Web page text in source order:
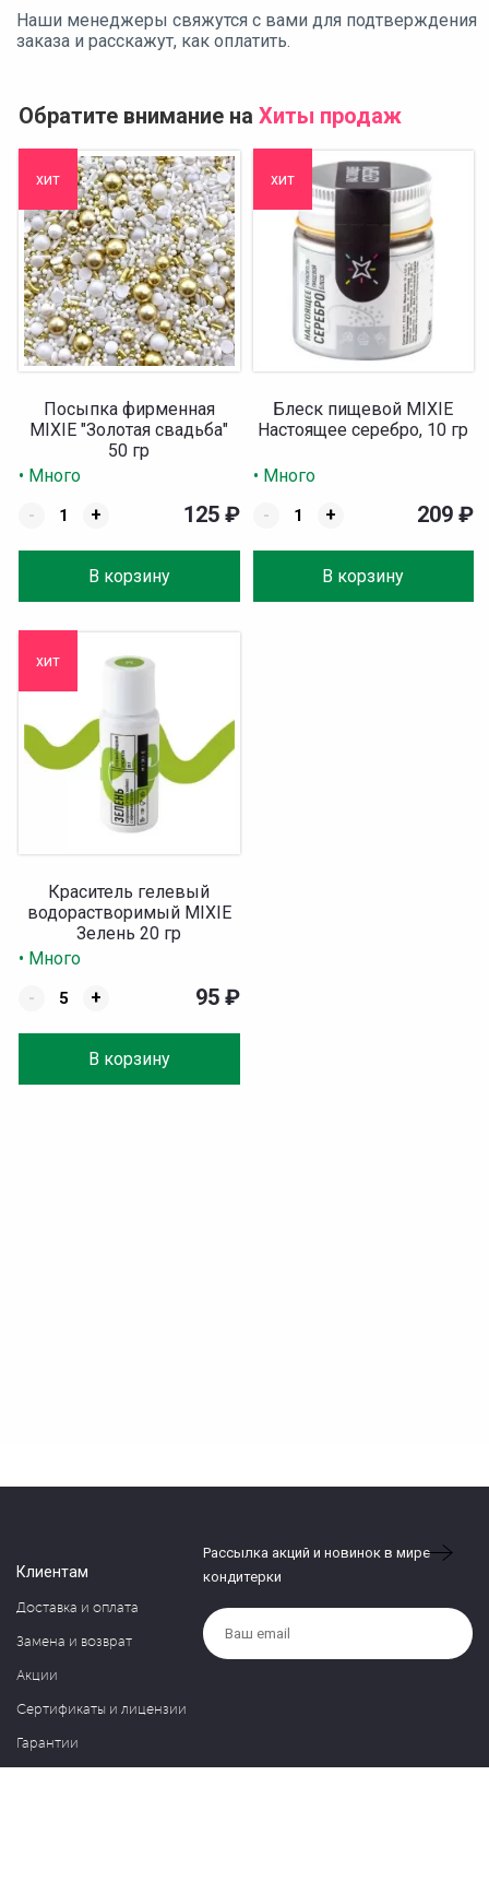
Наши менеджеры свяжутся с вами для подтверждения
заказа и расскажут, как оплатить.
Обратите внимание на Хиты продаж
хит
Посыпка фирменная
MIXIE "Золотая свадьба"
50 гр
• Много
-
+
В корзину
125 ₽
хит
Блеск пищевой MIXIE
Настоящее серебро, 10 гр
• Много
-
+
В корзину
209 ₽
хит
Краситель гелевый
водорастворимый MIXIE
Зелень 20 гр
• Много
-
+
В корзину
95 ₽
Клиентам
Доставка и оплата
Замена и возврат
Акции
Сертификаты и лицензии
Гарантии
Рассылка акций и новинок в мире
кондитерки